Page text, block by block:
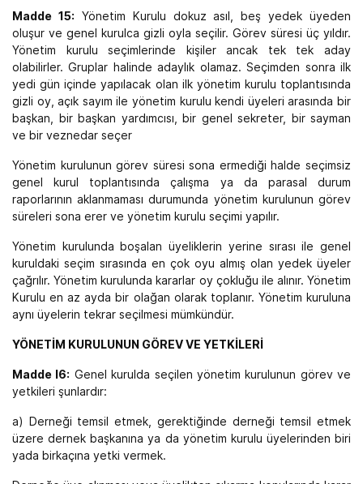
Madde 15: Yönetim Kurulu dokuz asıl, beş yedek üyeden
oluşur ve genel kurulca gizli oyla seçilir. Görev süresi üç yıldır.
Yönetim kurulu seçimlerinde kişiler ancak tek tek aday
olabilirler. Gruplar halinde adaylık olamaz. Seçimden sonra ilk
yedi gün içinde yapılacak olan ilk yönetim kurulu toplantısında
gizli oy, açık sayım ile yönetim kurulu kendi üyeleri arasında bir
başkan, bir başkan yardımcısı, bir genel sekreter, bir sayman
ve bir veznedar seçer
Yönetim kurulunun görev süresi sona ermediği halde seçimsiz
genel kurul toplantısında çalışma ya da parasal durum
raporlarının aklanmaması durumunda yönetim kurulunun görev
süreleri sona erer ve yönetim kurulu seçimi yapılır.
Yönetim kurulunda boşalan üyeliklerin yerine sırası ile genel
kuruldaki seçim sırasında en çok oyu almış olan yedek üyeler
çağrılır. Yönetim kurulunda kararlar oy çokluğu ile alınır. Yönetim
Kurulu en az ayda bir olağan olarak toplanır. Yönetim kuruluna
aynı üyelerin tekrar seçilmesi mümkündür.
YÖNETİM KURULUNUN GÖREV VE YETKİLERİ
Madde l6: Genel kurulda seçilen yönetim kurulunun görev ve
yetkileri şunlardır:
a) Derneği temsil etmek, gerektiğinde derneği temsil etmek
üzere dernek başkanına ya da yönetim kurulu üyelerinden biri
yada birkaçına yetki vermek.